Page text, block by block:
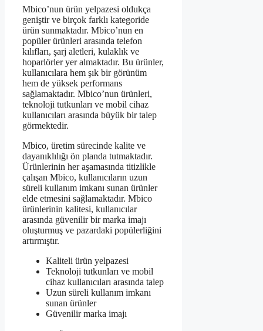
Mbico’nun ürün yelpazesi oldukça
geniştir ve birçok farklı kategoride
ürün sunmaktadır. Mbico’nun en
popüler ürünleri arasında telefon
kılıfları, şarj aletleri, kulaklık ve
hoparlörler yer almaktadır. Bu ürünler,
kullanıcılara hem şık bir görünüm
hem de yüksek performans
sağlamaktadır. Mbico’nun ürünleri,
teknoloji tutkunları ve mobil cihaz
kullanıcıları arasında büyük bir talep
görmektedir.
Mbico, üretim sürecinde kalite ve
dayanıklılığı ön planda tutmaktadır.
Ürünlerinin her aşamasında titizlikle
çalışan Mbico, kullanıcıların uzun
süreli kullanım imkanı sunan ürünler
elde etmesini sağlamaktadır. Mbico
ürünlerinin kalitesi, kullanıcılar
arasında güvenilir bir marka imajı
oluşturmuş ve pazardaki popülerliğini
artırmıştır.
Kaliteli ürün yelpazesi
Teknoloji tutkunları ve mobil
cihaz kullanıcıları arasında talep
Uzun süreli kullanım imkanı
sunan ürünler
Güvenilir marka imajı